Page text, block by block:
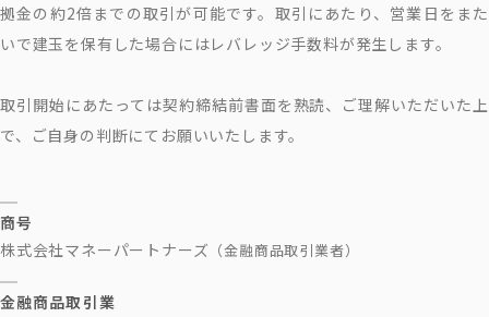
拠金の約2倍までの取引が可能です。取引にあたり、営業日をまた
いで建玉を保有した場合にはレバレッジ手数料が発生します。
取引開始にあたっては契約締結前書面を熟読、ご理解いただいた上
で、ご自身の判断にてお願いいたします。
商号
株式会社マネーパートナーズ （金融商品取引業者）
金融商品取引業